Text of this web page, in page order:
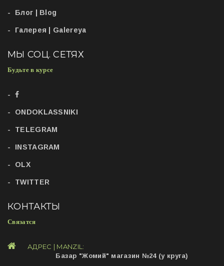
Блог | Blog
Галерея | Galereya
МЫ СОЦ. СЕТЯХ
Будьте в курсе
ONDOKLASSNIKI
TELEGRAM
INSTAGRAM
OLX
TWITTER
КОНТАКТЫ
Связатся
АДРЕС | MANZIL:
Базар "Жомий" магазин №24 (у круга)